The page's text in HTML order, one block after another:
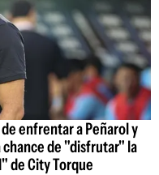
enfrentar a Peñarol y
chance de "disfrutar" la
de City Torque